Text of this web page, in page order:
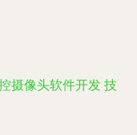
摄像头软件开发 技